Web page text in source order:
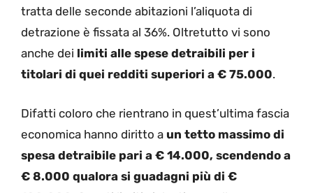
tratta delle seconde abitazioni l’aliquota di
detrazione è fissata al 36%. Oltretutto vi sono
anche dei limiti alle spese detraibili per i
titolari di quei redditi superiori a € 75.000.
Difatti coloro che rientrano in quest’ultima fascia
economica hanno diritto a un tetto massimo di
spesa detraibile pari a € 14.000, scendendo a
€ 8.000 qualora si guadagni più di €